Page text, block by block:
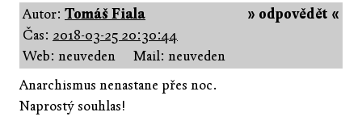
» odpovědět «
Autor: Tomáš Fiala
Čas: 2018-03-25 20:30:44
Web: neuveden
Mail: neuveden
Anarchismus nenastane přes noc.
Naprostý souhlas!